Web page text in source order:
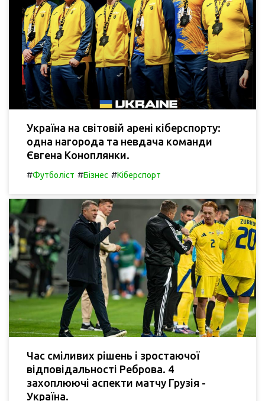
Україна на світовій арені кіберспорту:
одна нагорода та невдача команди
Євгена Коноплянки.
#Футболіст #Бізнес #Кіберспорт
Час сміливих рішень і зростаючої
відповідальності Реброва. 4
захоплюючі аспекти матчу Грузія -
Україна.